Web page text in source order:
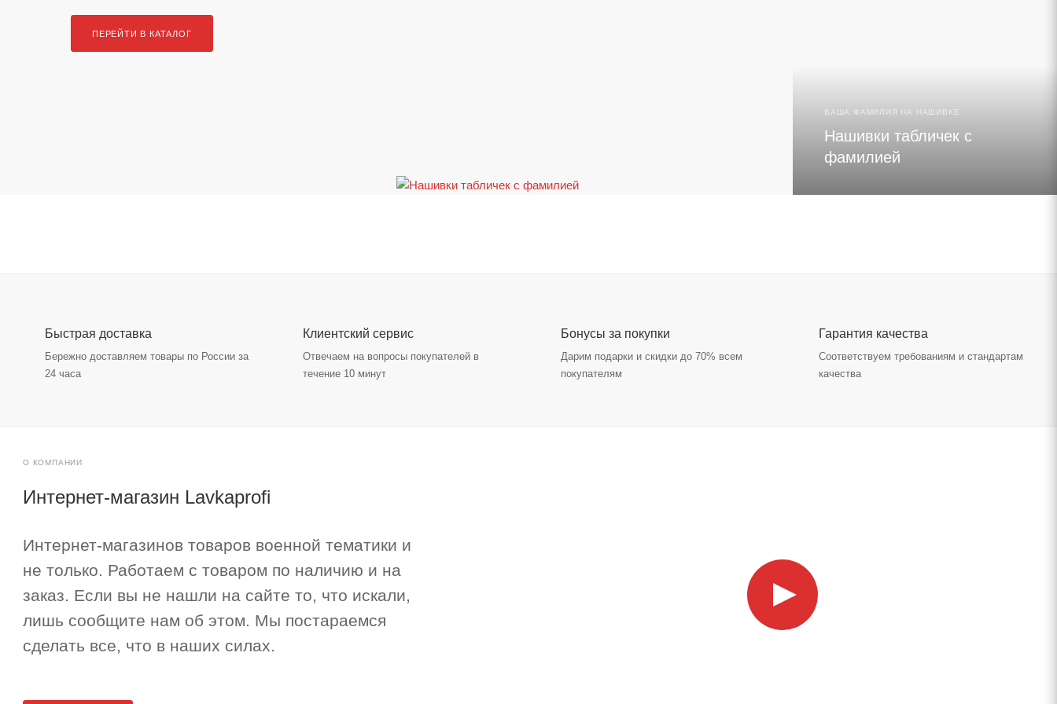
ПЕРЕЙТИ В КАТАЛОГ
ВАША ФАМИЛИЯ НА НАШИВКЕ
Нашивки табличек с
фамилией
Быстрая доставка
Бережно доставляем товары по России за
24 часа
Клиентский сервис
Отвечаем на вопросы покупателей в
течение 10 минут
Бонусы за покупки
Дарим подарки и скидки до 70% всем
покупателям
Гарантия качества
Соответствуем требованиям и стандартам
качества
О КОМПАНИИ
Интернет-магазин Lavkaprofi
Интернет-магазинов товаров военной тематики и
не только. Работаем с товаром по наличию и на
заказ. Если вы не нашли на сайте то, что искали,
лишь сообщите нам об этом. Мы постараемся
сделать все, что в наших силах.